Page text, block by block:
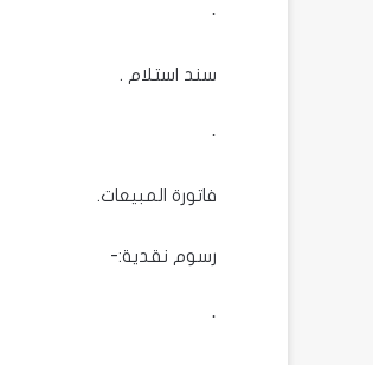
·
سند استلام .
·
فاتورة المبيعات.
رسوم نقدية:-
·